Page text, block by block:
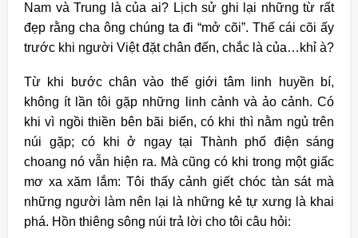
Nam và Trung là của ai? Lịch sử ghi lại những từ rất
đẹp rằng cha ông chúng ta đi “mở cõi”. Thế cái cõi ấy
trước khi người Việt đặt chân đến, chắc là của…khỉ à?
Từ khi bước chân vào thế giới tâm linh huyền bí,
không ít lần tôi gặp những linh cảnh và ảo cảnh. Có
khi vì ngồi thiền bên bãi biển, có khi thì nằm ngủ trên
núi gặp; có khi ở ngay tại Thành phố điện sáng
choang nó vẫn hiện ra. Mà cũng có khi trong một giấc
mơ xa xăm lắm: Tôi thấy cảnh giết chóc tàn sát mà
những người làm nên lại là những kẻ tự xưng là khai
phá. Hồn thiêng sông núi trả lời cho tôi câu hỏi: